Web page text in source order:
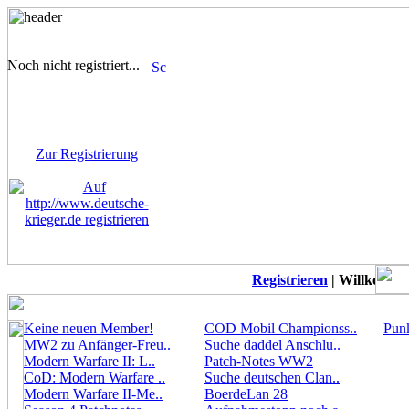
Registrieren| Willkommen
Keine neuen Member!
MW2 zu Anfänger-Freu..
Modern Warfare II: L..
CoD: Modern Warfare ..
Modern Warfare II-Me..
COD Mobil Championss..
Suche daddel Anschlu..
Patch-Notes WW2
Suche deutschen Clan..
BoerdeLan 28
Noch nicht registriert...
Zur Registrierung